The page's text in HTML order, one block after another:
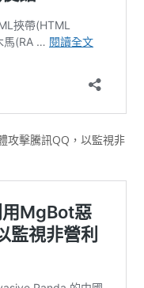
攻擊騰訊QQ，以監視非